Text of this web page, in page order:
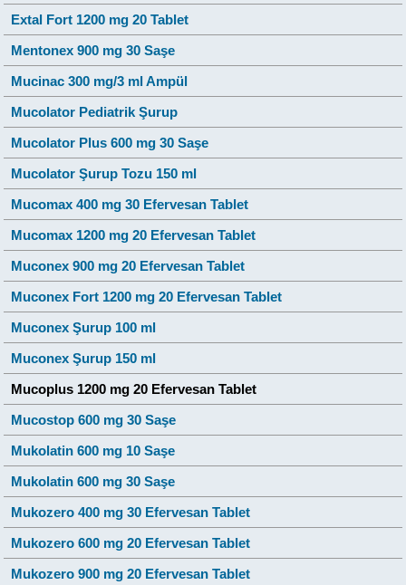
Extal Fort 1200 mg 20 Tablet
Mentonex 900 mg 30 Saşe
Mucinac 300 mg/3 ml Ampül
Mucolator Pediatrik Şurup
Mucolator Plus 600 mg 30 Saşe
Mucolator Şurup Tozu 150 ml
Mucomax 400 mg 30 Efervesan Tablet
Mucomax 1200 mg 20 Efervesan Tablet
Muconex 900 mg 20 Efervesan Tablet
Muconex Fort 1200 mg 20 Efervesan Tablet
Muconex Şurup 100 ml
Muconex Şurup 150 ml
Mucoplus 1200 mg 20 Efervesan Tablet
Mucostop 600 mg 30 Saşe
Mukolatin 600 mg 10 Saşe
Mukolatin 600 mg 30 Saşe
Mukozero 400 mg 30 Efervesan Tablet
Mukozero 600 mg 20 Efervesan Tablet
Mukozero 900 mg 20 Efervesan Tablet